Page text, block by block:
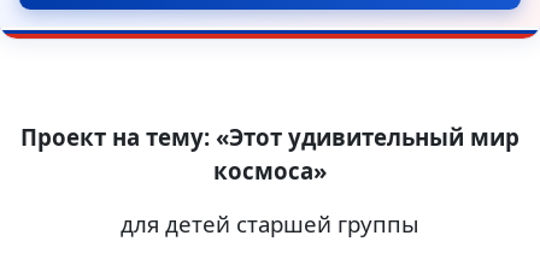
Проект на тему: «Этот удивительный мир
космоса»
для детей старшей группы